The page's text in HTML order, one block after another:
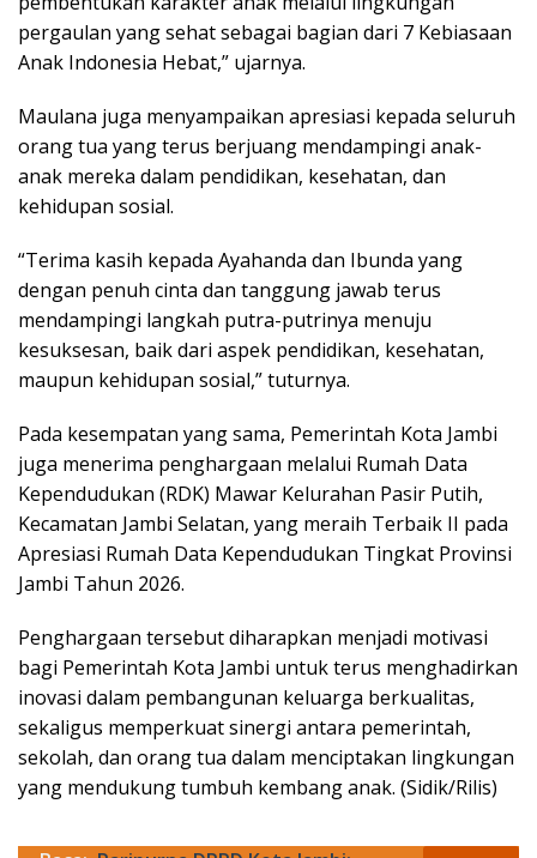
pergaulan yang sehat sebagai bagian dari 7 Kebiasaan
Anak Indonesia Hebat,” ujarnya.
Maulana juga menyampaikan apresiasi kepada seluruh
orang tua yang terus berjuang mendampingi anak-
anak mereka dalam pendidikan, kesehatan, dan
kehidupan sosial.
“Terima kasih kepada Ayahanda dan Ibunda yang
dengan penuh cinta dan tanggung jawab terus
mendampingi langkah putra-putrinya menuju
kesuksesan, baik dari aspek pendidikan, kesehatan,
maupun kehidupan sosial,” tuturnya.
Pada kesempatan yang sama, Pemerintah Kota Jambi
juga menerima penghargaan melalui Rumah Data
Kependudukan (RDK) Mawar Kelurahan Pasir Putih,
Kecamatan Jambi Selatan, yang meraih Terbaik II pada
Apresiasi Rumah Data Kependudukan Tingkat Provinsi
Jambi Tahun 2026.
Penghargaan tersebut diharapkan menjadi motivasi
bagi Pemerintah Kota Jambi untuk terus menghadirkan
inovasi dalam pembangunan keluarga berkualitas,
sekaligus memperkuat sinergi antara pemerintah,
sekolah, dan orang tua dalam menciptakan lingkungan
yang mendukung tumbuh kembang anak. (Sidik/Rilis)